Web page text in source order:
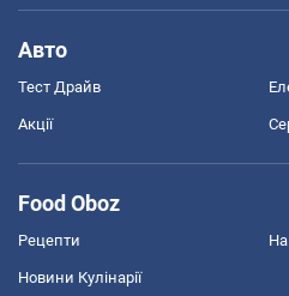
Авто
Тест Драйв
Акції
Food Oboz
Рецепти
Новини Кулінарії